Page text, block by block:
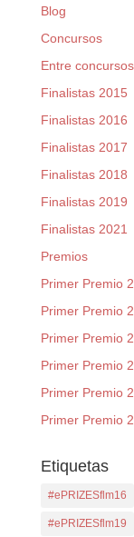
Blog
Concursos
Entre concursos
Finalistas 2015
Finalistas 2016
Finalistas 2017
Finalistas 2018
Finalistas 2019
Finalistas 2021
Premios
Primer Premio
Primer Premio
Primer Premio
Primer Premio
Primer Premio
Primer Premio
Etiquetas
#ePRIZESflm16
#ePRIZESflm19